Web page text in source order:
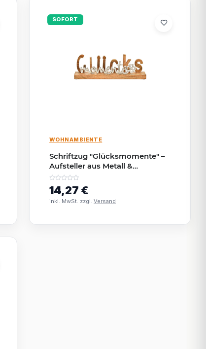
SOFORT
WOHNAMBIENTE
Schriftzug "Glücksmomente" –
Aufsteller aus Metall &
Mangoholz 38×12×7?cm
14,27 €
inkl. MwSt. zzgl. Versand